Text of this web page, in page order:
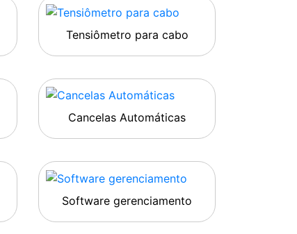
Tensiômetro para cabo
Cancelas Automáticas
Software gerenciamento